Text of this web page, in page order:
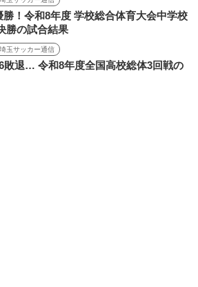
！令和8年度 学校総合体育大会中学校
勝の試合結果
埼玉サッカー通信
敗退… 令和8年度全国高校総体3回戦の